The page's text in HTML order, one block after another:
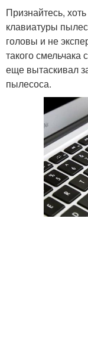
Признайтесь,
клавиатуры
головы и не
такого
еще вытаскивал
пылесоса.